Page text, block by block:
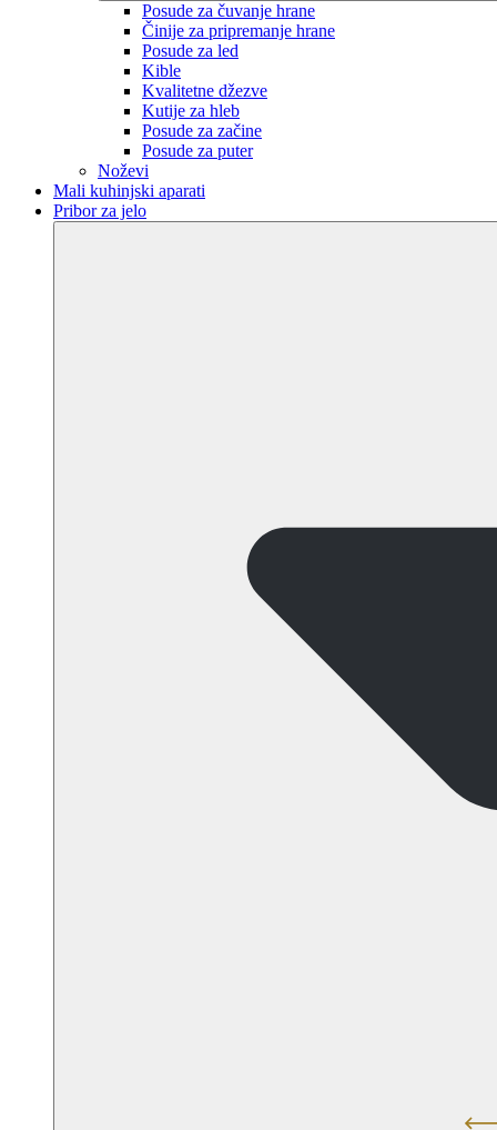
Posude za čuvanje hrane
Činije za pripremanje hrane
Posude za led
Kible
Kvalitetne džezve
Kutije za hleb
Posude za začine
Posude za puter
Noževi
Mali kuhinjski aparati
Pribor za jelo